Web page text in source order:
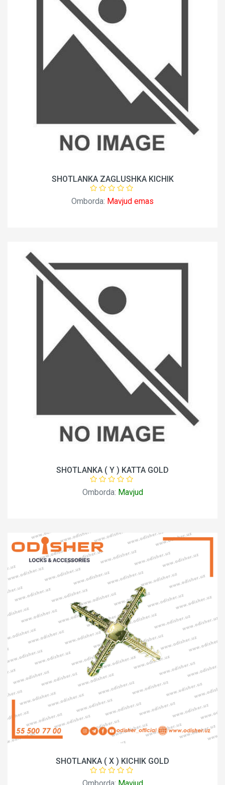
SHOTLANKA ZAGLUSHKA KICHIK
Omborda: Mavjud emas
SHOTLANKA ( Y ) KATTA GOLD
Omborda: Mavjud
SHOTLANKA ( X ) KICHIK GOLD
Omborda: Mavjud